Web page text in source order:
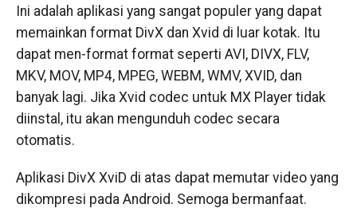
Ini adalah aplikasi yang sangat populer yang dapat
memainkan format DivX dan Xvid di luar kotak. Itu
dapat men-format format seperti AVI, DIVX, FLV,
MKV, MOV, MP4, MPEG, WEBM, WMV, XVID, dan
banyak lagi. Jika Xvid codec untuk MX Player tidak
diinstal, itu akan mengunduh codec secara
otomatis.
Aplikasi DivX XviD di atas dapat memutar video yang
dikompresi pada Android. Semoga bermanfaat.